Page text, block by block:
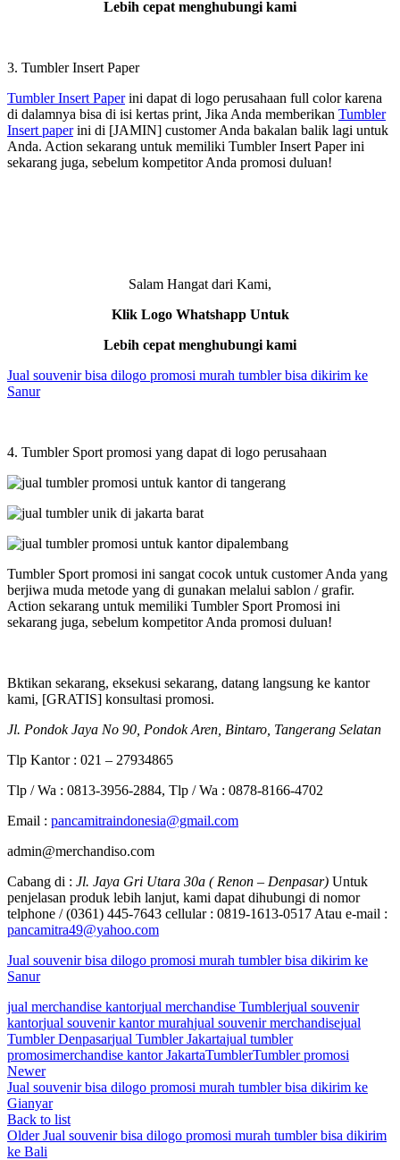
Lebih cepat menghubungi kami
3. Tumbler Insert Paper
Tumbler Insert Paperini dapat di logo perusahaan full color karena
di dalamnya bisa di isi kertas print, Jika Anda memberikan Tumbler
Insert paperini di [JAMIN] customer Anda bakalan balik lagi untuk
Anda. Action sekarang untuk memiliki Tumbler Insert Paper ini
sekarang juga, sebelum kompetitor Anda promosi duluan!
Salam Hangat dari Kami,
Klik Logo Whatshapp Untuk
Lebih cepat menghubungi kami
Jual souvenir bisa dilogo promosi murah tumbler bisa dikirim ke
Sanur
4. Tumbler Sport promosi yang dapat di logo perusahaan
Tumbler Sport promosi ini sangat cocok untuk customer Anda yang
berjiwa muda metode yang di gunakan melalui sablon / grafir.
Action sekarang untuk memiliki Tumbler Sport Promosi ini
sekarang juga, sebelum kompetitor Anda promosi duluan!
Bktikan sekarang, eksekusi sekarang, datang langsung ke kantor
kami, [GRATIS] konsultasi promosi.
Jl. Pondok Jaya No 90, Pondok Aren, Bintaro, Tangerang Selatan
Tlp Kantor : 021 – 27934865
Tlp / Wa : 0813-3956-2884, Tlp / Wa : 0878-8166-4702
Email : pancamitraindonesia@gmail.com
admin@merchandiso.com
Cabang di : Jl. Jaya Gri Utara 30a ( Renon – Denpasar) Untuk
penjelasan produk lebih lanjut, kami dapat dihubungi di nomor
telphone / (0361) 445-7643 cellular : 0819-1613-0517 Atau e-mail :
pancamitra49@yahoo.com
Jual souvenir bisa dilogo promosi murah tumbler bisa dikirim ke
Sanur
jual merchandise kantorjual merchandise Tumblerjual souvenir
kantorjual souvenir kantor murahjual souvenir merchandisejual
Tumbler Denpasarjual Tumbler Jakartajual tumbler
promosimerchandise kantor JakartaTumblerTumbler promosi
Newer
Jual souvenir bisa dilogo promosi murah tumbler bisa dikirim ke
Gianyar
Back to list
Older Jual souvenir bisa dilogo promosi murah tumbler bisa dikirim
ke Bali